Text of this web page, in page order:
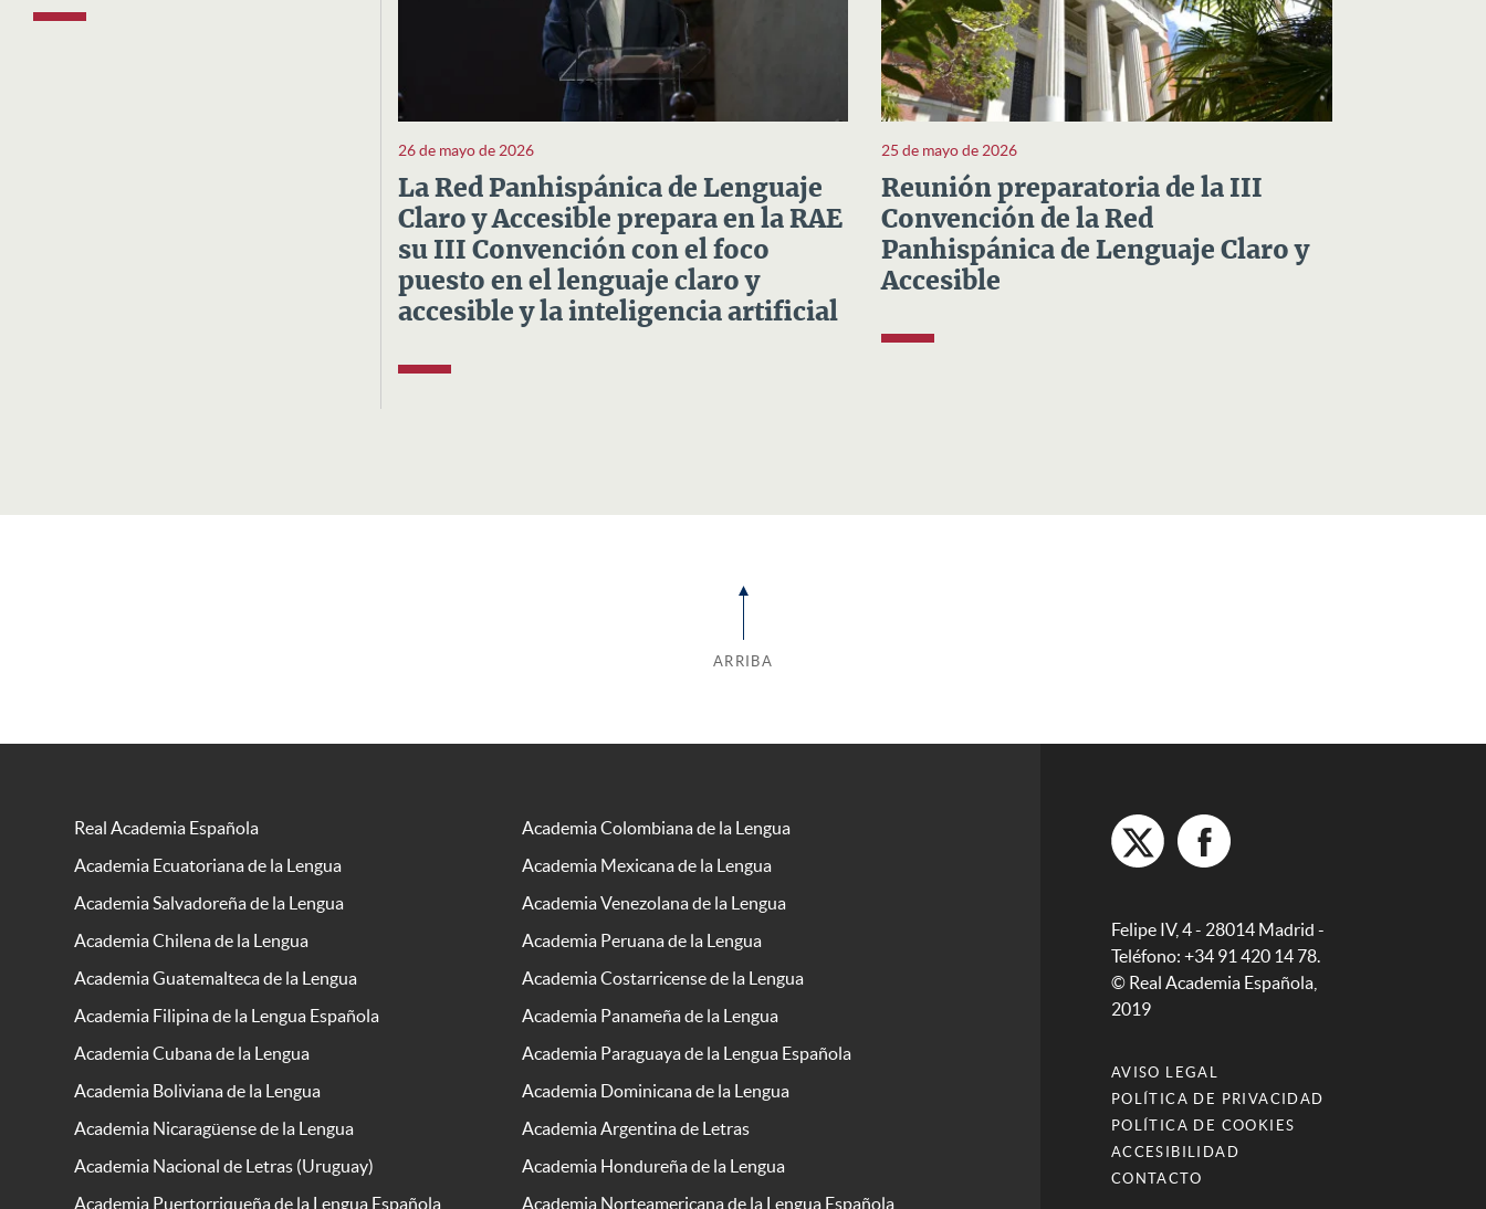
26 de mayo de 2026
La Red Panhispánica de Lenguaje
Claro y Accesible prepara en la RAE
su III Convención con el foco
puesto en el lenguaje claro y
accesible y la inteligencia artificial
25 de mayo de 2026
Reunión preparatoria de la III
Convención de la Red
Panhispánica de Lenguaje Claro y
Accesible
ARRIBA
Real Academia Española
Academia Colombiana de la Lengua
Academia Ecuatoriana de la Lengua
Academia Mexicana de la Lengua
Academia Salvadoreña de la Lengua
Academia Venezolana de la Lengua
Academia Chilena de la Lengua
Academia Peruana de la Lengua
Academia Guatemalteca de la Lengua
Academia Costarricense de la Lengua
Academia Filipina de la Lengua Española
Academia Panameña de la Lengua
Academia Cubana de la Lengua
Academia Paraguaya de la Lengua Española
Academia Boliviana de la Lengua
Academia Dominicana de la Lengua
Academia Nicaragüense de la Lengua
Academia Argentina de Letras
Academia Nacional de Letras (Uruguay)
Academia Hondureña de la Lengua
Academia Puertorriqueña de la Lengua Española
Academia Norteamericana de la Lengua Española
Felipe IV, 4 - 28014 Madrid -
Teléfono: +34 91 420 14 78.
© Real Academia Española,
2019
AVISO LEGAL
POLÍTICA DE PRIVACIDAD
POLÍTICA DE COOKIES
ACCESIBILIDAD
CONTACTO